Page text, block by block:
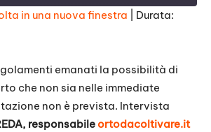
in una nuova finestra
Durata:
emanati la possibilità di
che non sia nelle immediate
non è prevista. Intervista
responsabile ortodacoltivare.it